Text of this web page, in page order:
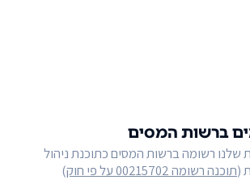
ברשות המסים
שלנו רשומה ברשות המסים כתוכנת ניהול
(תוכנה רשומה 00215702 על פי חוק )